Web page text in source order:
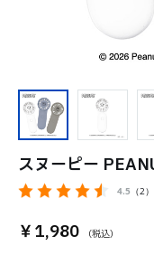
スヌーピー
4.5 （2）
￥1,980